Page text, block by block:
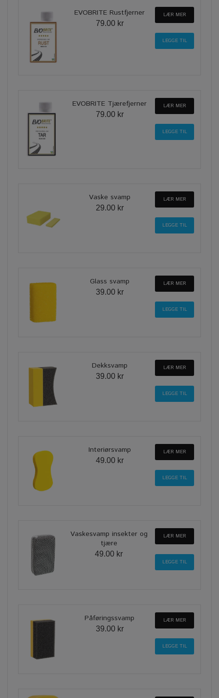
EVOBRITE Rustfjerner
79.00 kr
LÆR MER
EVOBRITE Tjærefjerner
79.00 kr
LÆR MER
Vaske svamp
29.00 kr
LÆR MER
Glass svamp
39.00 kr
LÆR MER
Dekksvamp
39.00 kr
LÆR MER
Interiørsvamp
49.00 kr
LÆR MER
Vaskesvamp insekter og
tjære
49.00 kr
LÆR MER
Påføringssvamp
39.00 kr
LÆR MER